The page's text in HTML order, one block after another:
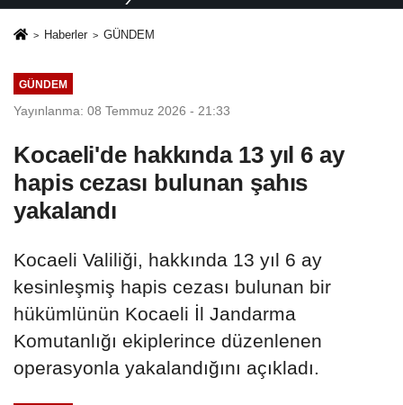
Haberler GÜNDEM
GÜNDEM
Yayınlanma: 08 Temmuz 2026 - 21:33
Kocaeli'de hakkında 13 yıl 6 ay
hapis cezası bulunan şahıs
yakalandı
Kocaeli Valiliği, hakkında 13 yıl 6 ay
kesinleşmiş hapis cezası bulunan bir
hükümlünün Kocaeli İl Jandarma
Komutanlığı ekiplerince düzenlenen
operasyonla yakalandığını açıkladı.